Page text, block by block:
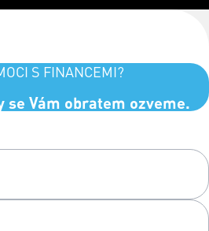
S FINANCEMI?
se Vám obratem ozveme.